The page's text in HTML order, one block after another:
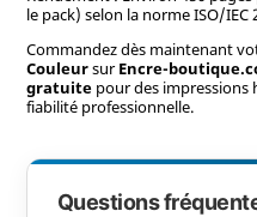
le pack) selon la norme ISO/IEC
Commandez dès maintenant
CouleursurEncre-
gratuitepour des impressions
fiabilité professionnelle.
Questions